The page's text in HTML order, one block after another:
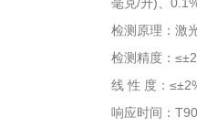
检测原理：激
检测精度：
线 性 度：
响应时间：